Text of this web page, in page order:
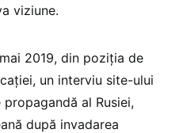
viziune.
2019, din poziția de
un interviu site-ului
al Rusiei,
după invadarea